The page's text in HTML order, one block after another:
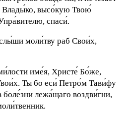
высо́кую Твою́
спаси́.
моли́тву раб Свои́х,
име́я, Христе́ Бо́же,
Ты бо еси́ Петро́м Тави́фу
лежа́щаго воздви́гни,